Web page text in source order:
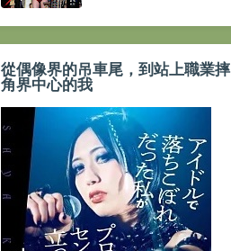
從偶像界的吊車尾，到站上職業摔
角界中心的我